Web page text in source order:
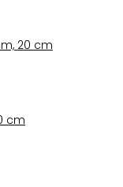
20 cm
cm